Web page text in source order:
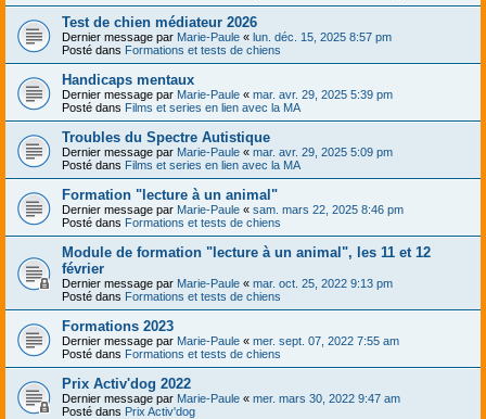
Test de chien médiateur 2026
Dernier message par Marie-Paule « lun. déc. 15, 2025 8:57 pm
Posté dans Formations et tests de chiens
Handicaps mentaux
Dernier message par Marie-Paule « mar. avr. 29, 2025 5:39 pm
Posté dans Films et series en lien avec la MA
Troubles du Spectre Autistique
Dernier message par Marie-Paule « mar. avr. 29, 2025 5:09 pm
Posté dans Films et series en lien avec la MA
Formation "lecture à un animal"
Dernier message par Marie-Paule « sam. mars 22, 2025 8:46 pm
Posté dans Formations et tests de chiens
Module de formation "lecture à un animal", les 11 et 12
février
Dernier message par Marie-Paule « mar. oct. 25, 2022 9:13 pm
Posté dans Formations et tests de chiens
Formations 2023
Dernier message par Marie-Paule « mer. sept. 07, 2022 7:55 am
Posté dans Formations et tests de chiens
Prix Activ'dog 2022
Dernier message par Marie-Paule « mer. mars 30, 2022 9:47 am
Posté dans Prix Activ'dog